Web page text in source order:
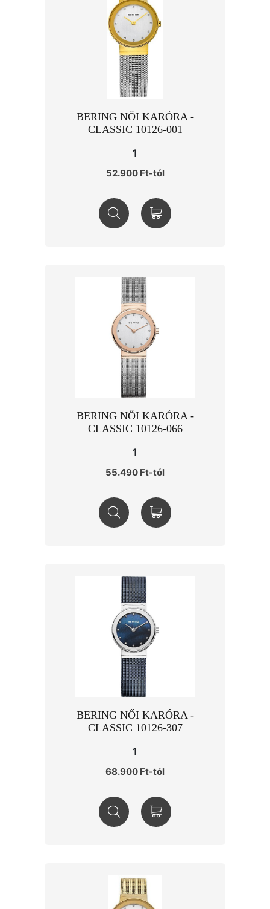
BERING NŐI KARÓRA -
CLASSIC 10126-001
1
52.900 Ft-tól
BERING NŐI KARÓRA -
CLASSIC 10126-066
1
55.490 Ft-tól
BERING NŐI KARÓRA -
CLASSIC 10126-307
1
68.900 Ft-tól